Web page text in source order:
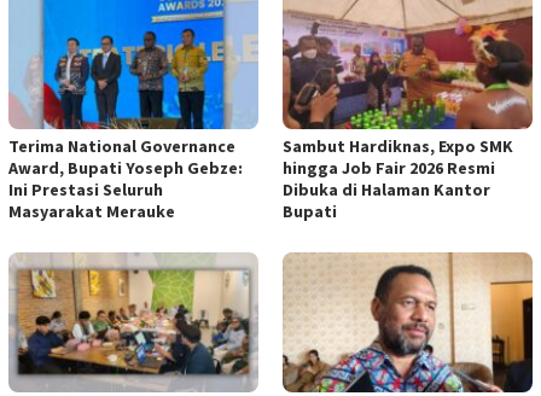
Terima National Governance
Award, Bupati Yoseph Gebze:
Ini Prestasi Seluruh
Masyarakat Merauke
Sambut Hardiknas, Expo SMK
hingga Job Fair 2026 Resmi
Dibuka di Halaman Kantor
Bupati